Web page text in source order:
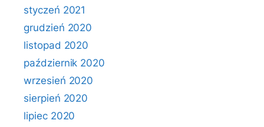
styczeń 2021
grudzień 2020
listopad 2020
październik 2020
wrzesień 2020
sierpień 2020
lipiec 2020